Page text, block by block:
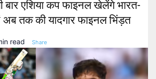
बार एशिया कप फाइनल खेलेंगे भारत-
अब तक की यादगार फाइनल भिंड़त
read Share